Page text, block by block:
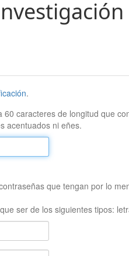
.
caracteres de longitud que
acentuados ni eñes.
que tengan por lo
ser de los siguientes tipos: